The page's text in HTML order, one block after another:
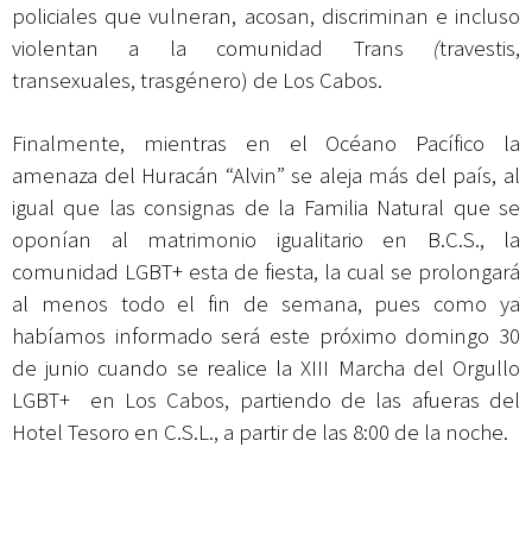
policiales que vulneran, acosan, discriminan e incluso
violentan a la comunidad Trans (travestis,
transexuales, trasgénero) de Los Cabos.
Finalmente, mientras en el Océano Pacífico la
amenaza del Huracán “Alvin” se aleja más del país, al
igual que las consignas de la Familia Natural que se
oponían al matrimonio igualitario en B.C.S., la
comunidad LGBT+ esta de fiesta, la cual se prolongará
al menos todo el fin de semana, pues como ya
habíamos informado será este próximo domingo 30
de junio cuando se realice la XIII Marcha del Orgullo
LGBT+ en Los Cabos, partiendo de las afueras del
Hotel Tesoro en C.S.L., a partir de las 8:00 de la noche.